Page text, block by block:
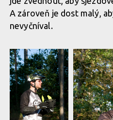
A zároveň je dost malý,
nevyčníval.